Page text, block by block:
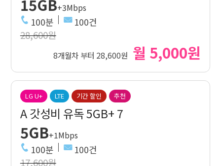
15GB+3Mbps
100분 100건
28,600원
8개월차 부터 28,600원 월 5,000원
LG U+ LTE 기간 할인 추천
A 갓성비 유독 5GB+ 7
5GB+1Mbps
100분 100건
17,600원